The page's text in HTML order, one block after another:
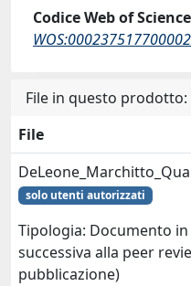
Codice Web of Science
WOS:000237517700002
File in questo prodotto:
File
solo utenti autorizzati
Tipologia: Documento
successiva alla peer
pubblicazione)